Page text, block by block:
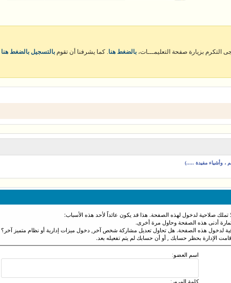
التكرم بزيارة صفحة التعليمـــات، بالضغط هنا . كما يشرفنا أن تقوم بالتسجيل بالضغط هنا
، وأشياء مفيدة .....)
صلاحية لدخول لهذه الصفحة. هذا قد يكون عائداً لأحد هذه الأسباب:
أدنى هذه الصفحة وحاول مرة أخرى.
لدخول هذه الصفحة. هل تحاول تعديل مشاركة شخص آخر, دخول ميزات إدارية أو نظام متميز آخر؟
الإدارة بحظر حسابك , أو أن حسابك لم يتم تفعيله بعد.
اسم العضو:
كلمة المرور: